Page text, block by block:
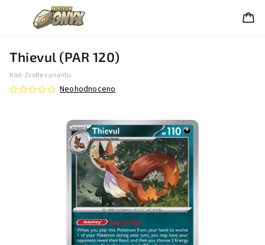
Thievul (PAR 120)
Kód: Zvolte variantu
Neohodnoceno